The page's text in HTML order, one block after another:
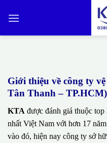
qua
Giới thiệu về công ty
Tân Thanh –
KTA được đánh giá thuộc top
nhất Việt Nam với hơn 17
vào đó, hiện nay công ty sở